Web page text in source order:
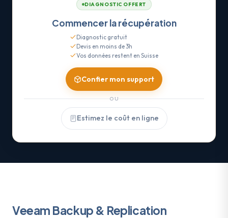
DIAGNOSTIC OFFERT
Commencer la récupération
Diagnostic gratuit
Devis en moins de 3h
Vos données restent en Suisse
Confier mon support
OU
Estimez le coût en ligne
Veeam Backup & Replication